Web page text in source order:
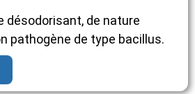
désodorisant, de nature
pathogène de type bacillus.